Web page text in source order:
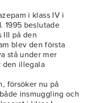
i klass IV i
1995 beslutade
III på den
blev den första
stå under mer
den illegala
försöker nu på
insmuggling och